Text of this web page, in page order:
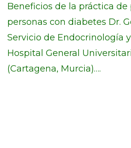
Beneficios de la práctica de
personas con diabetes Dr.
Servicio de Endocrinología
Hospital General
(Cartagena, Murcia)….